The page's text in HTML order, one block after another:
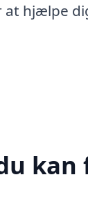
at hjælpe
kan